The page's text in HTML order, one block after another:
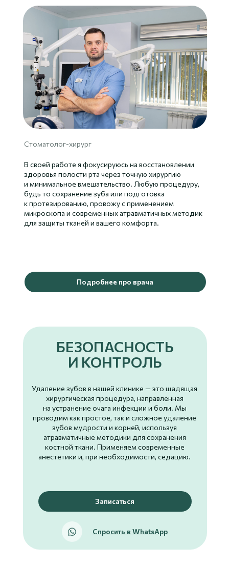
Стоматолог-хирург
В своей работе я фокусируюсь на восстановлении
здоровья полости рта через точную хирургию
и минимальное вмешательство. Любую процедуру,
будь то сохранение зуба или подготовка
к протезированию, провожу с применением
микроскопа и современных атравматичных методик
для защиты тканей и вашего комфорта.
Подробнее про врача
Удаление зубов в нашей клинике — это щадящая
хирургическая процедура, направленная
на устранение очага инфекции и боли. Мы
проводим как простое, так и сложное удаление
зубов мудрости и корней, используя
атравматичные методики для сохранения
костной ткани. Применяем современные
анестетики и, при необходимости, седацию.
БЕЗОПАСНОСТЬ
И КОНТРОЛЬ
Спросить в WhatsApp
Записаться